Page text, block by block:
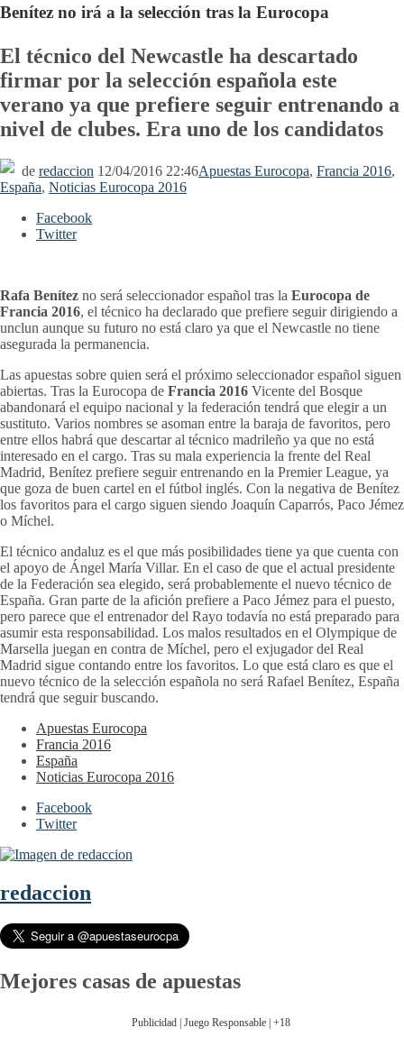
Benítez no irá a la selección tras la Eurocopa
El técnico del Newcastle ha descartado
firmar por la selección española este
verano ya que prefiere seguir entrenando a
nivel de clubes. Era uno de los candidatos
de redaccion 12/04/2016 22:46Apuestas Eurocopa, Francia 2016,
España, Noticias Eurocopa 2016
Facebook
Twitter
Rafa Benítez no será seleccionador español tras la Eurocopa de
Francia 2016, el técnico ha declarado que prefiere seguir dirigiendo a
unclun aunque su futuro no está claro ya que el Newcastle no tiene
asegurada la permanencia.
Las apuestas sobre quien será el próximo seleccionador español siguen
abiertas. Tras la Eurocopa de Francia 2016 Vicente del Bosque
abandonará el equipo nacional y la federación tendrá que elegir a un
sustituto. Varios nombres se asoman entre la baraja de favoritos, pero
entre ellos habrá que descartar al técnico madrileño ya que no está
interesado en el cargo. Tras su mala experiencia la frente del Real
Madrid, Benítez prefiere seguir entrenando en la Premier League, ya
que goza de buen cartel en el fútbol inglés. Con la negativa de Benítez
los favoritos para el cargo siguen siendo Joaquín Caparrós, Paco Jémez
o Míchel.
El técnico andaluz es el que más posibilidades tiene ya que cuenta con
el apoyo de Ángel María Villar. En el caso de que el actual presidente
de la Federación sea elegido, será probablemente el nuevo técnico de
España. Gran parte de la afición prefiere a Paco Jémez para el puesto,
pero parece que el entrenador del Rayo todavía no está preparado para
asumir esta responsabilidad. Los malos resultados en el Olympique de
Marsella juegan en contra de Míchel, pero el exjugador del Real
Madrid sigue contando entre los favoritos. Lo que está claro es que el
nuevo técnico de la selección española no será Rafael Benítez, España
tendrá que seguir buscando.
Apuestas Eurocopa
Francia 2016
España
Noticias Eurocopa 2016
Facebook
Twitter
redaccion
Mejores casas de apuestas
Publicidad | Juego Responsable | +18